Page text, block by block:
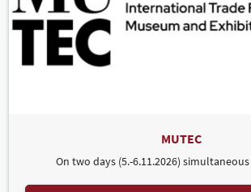
MUTEC
On two days (5.-6.11.2026)